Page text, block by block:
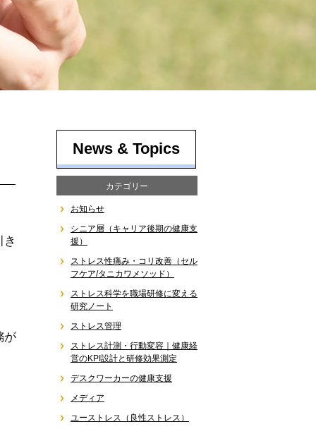
き
が
News & Topics
カテゴリー
お知らせ
シニア層（キャリア後期の健康支
援）
ストレス性痛み・コリ改善（セル
フケア/タニカワメソッド）
ストレス科学を職場研修に変える
研究ノート
ストレス管理
ストレス計測・行動変容｜健康経
営のKPI設計と研修効果測定
デスクワーカーの健康支援
メディア
ユーストレス（良性ストレス）